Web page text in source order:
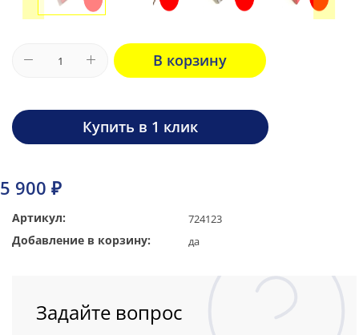
Артикул: 724123
Добавление в корзину: да
5 900 ₽
В корзину
Купить в 1 клик
Задайте вопрос